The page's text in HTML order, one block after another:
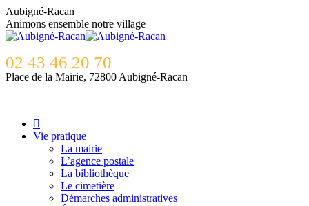
Contenu
en
pleine
Aubigné-Racan
Animons ensemble notre village
02 43 46 20 70
Place de la Mairie, 72800 Aubigné-Racan
Vie pratique
La mairie
L’agence postale
La bibliothèque
Le cimetière
Démarches administratives